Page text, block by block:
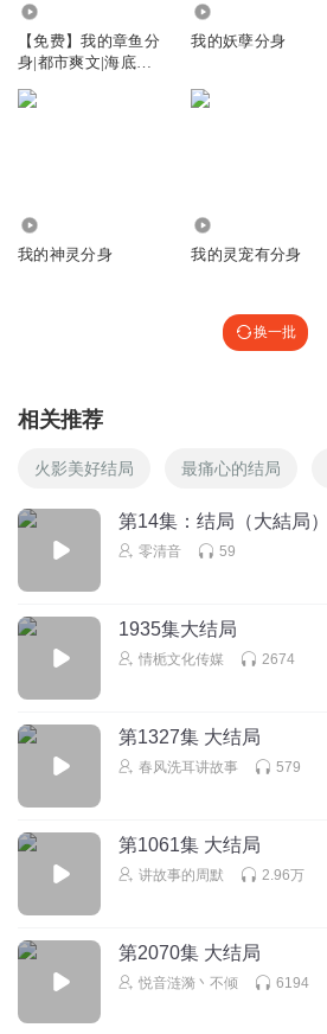
【免费】我的章鱼分
身|都市爽文|海底寻
我的妖孽分身
我的神灵分身 我的灵宠有分身
换一批
相关推荐
火影美好结局 最痛心的结局
第14集：结局（大結局）
零清音 59
1935集大结局
情栀文化传媒 2674
第1327集 大结局
春风洗耳讲故事 579
第1061集 大结局
讲故事的周默 2.96万
第2070集 大结局
悦音涟漪丶不倾 6194